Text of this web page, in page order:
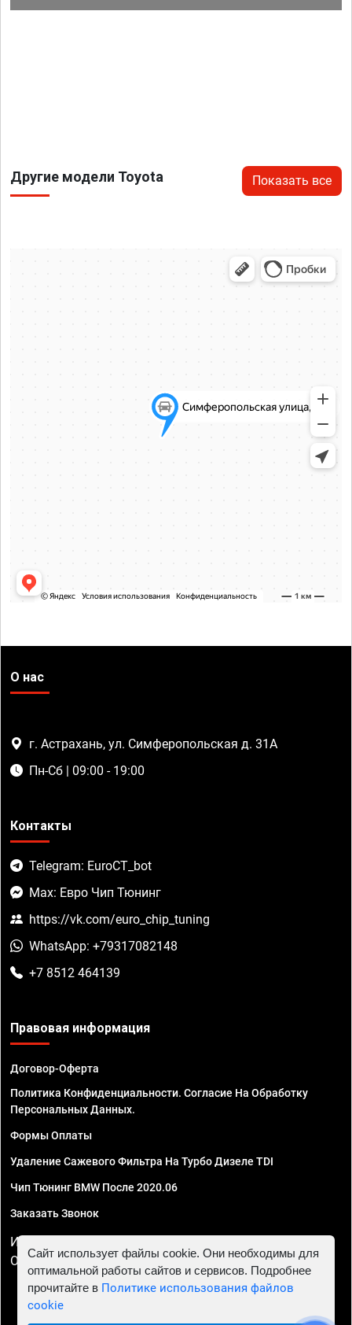
Другие модели Toyota Показать все
О нас
г. Астрахань, ул. Симферопольская д. 31А
Пн-Сб | 09:00 - 19:00
Контакты
Telegram: EuroCT_bot
Max: Евро Чип Тюнинг
https://vk.com/euro_chip_tuning
WhatsApp: +79317082148
+7 8512 464139
Правовая информация
Договор-Оферта
Политика Конфиденциальности. Согласие На Обработку
Персональных Данных.
Формы Оплаты
Удаление Сажевого Фильтра На Турбо Дизеле TDI
Чип Тюнинг BMW После 2020.06
Заказать Звонок
ИП Смирнов Георгий Павлович. ИНН 781302555843,
ОГРНИП 324470400032610
Сайт использует файлы cookie. Они необходимы для
оптимальной работы сайтов и сервисов. Подробнее
прочитайте в Политике использования файлов
cookie